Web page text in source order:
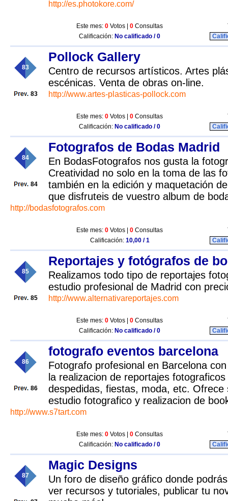
http://es.photokore.com/
Este mes: 0 Votos | 0 Consultas
Calificación: No calificado / 0
83
83
Pollock Gallery
Centro de recursos artísticos. Artes
escénicas. Venta de obras on-line.
http://www.artes-plasticas-pollock.com
Este mes: 0 Votos | 0 Consultas
Calificación: No calificado / 0
84
84
Fotografos de Bodas Madrid
En BodasFotografos nos gusta la
Creatividad no solo en la toma de las
también en la edición y maquetación
que disfruteis de vuestro album de
http://bodasfotografos.com
Este mes: 0 Votos | 0 Consultas
Calificación: 10,00 / 1
85
85
Reportajes y fotógrafos de
Realizamos todo tipo de reportajes
estudio profesional de Madrid con
http://www.alternativareportajes.com
Este mes: 0 Votos | 0 Consultas
Calificación: No calificado / 0
86
86
fotografo eventos barcelona
Fotografo profesional en Barcelona
la realizacion de reportajes
despedidas, fiestas, moda, etc. Ofrece
estudio fotografico y realizacion de
http://www.s7tart.com
Este mes: 0 Votos | 0 Consultas
Calificación: No calificado / 0
87
Magic Designs
Un foro de diseño gráfico donde
ver recursos y tutoriales, publicar tu